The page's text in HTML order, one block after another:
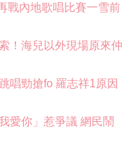
戰內地歌唱比賽一雪前
！海兒以外現場原來仲
唱勁搶fo 羅志祥1原因
愛你」惹爭議 網民鬧